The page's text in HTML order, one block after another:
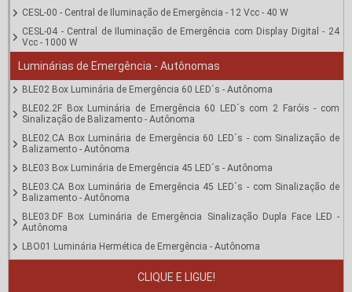
CESL-00 - Central de Iluminação de Emergência - 12 Vcc - 40 W
CESL-04 - Central de Iluminação de Emergência com Display Digital - 24
Vcc - 1000 W
Luminárias de Emergência - Autônomas
BLE02 Box Luminária de Emergência 60 LED´s - Autônoma
BLE02.2F Box Luminária de Emergência 60 LED´s com 2 Faróis - com
Sinalização de Balizamento - Autônoma
BLE02.CA Box Luminária de Emergência 60 LED´s - com Sinalização de
Balizamento - Autônoma
BLE03 Box Luminária de Emergência 45 LED´s - Autônoma
BLE03.CA Box Luminária de Emergência 45 LED´s - com Sinalização de
Balizamento - Autônoma
BLE03.DF Box Luminária de Emergência Sinalização Dupla Face LED -
Autônoma
LBO01 Luminária Hermética de Emergência - Autônoma
LE3F Luminária de Emergência 3 Faróis LED - Autônoma
CLIQUE E LIGUE!